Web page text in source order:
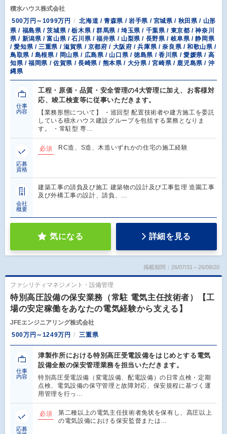
積水ハウス株式会社
500万円～1099万円
北海道 / 青森県 / 岩手県 / 宮城県 / 秋田県 / 山形
県 / 福島県 / 茨城県 / 栃木県 / 群馬県 / 埼玉県 / 千葉県 / 東京都 / 神奈川
県 / 新潟県 / 富山県 / 石川県 / 福井県 / 山梨県 / 長野県 / 岐阜県 / 静岡県
/ 愛知県 / 三重県 / 滋賀県 / 京都府 / 大阪府 / 兵庫県 / 奈良県 / 和歌山県 /
鳥取県 / 島根県 / 岡山県 / 広島県 / 山口県 / 徳島県 / 香川県 / 愛媛県 / 高
知県 / 福岡県 / 佐賀県 / 長崎県 / 熊本県 / 大分県 / 宮崎県 / 鹿児島県 / 沖
縄県
仕事
内容
工程・原価・品質・安全管理の4大管理に加え、お客様対
応、竣工検査等に従事いただきます。
【業務形態について】 ・巡回型 配置技術者や建方施工を委託
している積水ハウス建設グループを包括する業務となりま
す。 ・常駐型 専…
応募
資格
必須 RC造、S造、木造いずれかの住宅の施工経験
会社
概要
建築工事の請負及び施工 建築物の設計及び工事監理 造園工事
及び外構工事の設計、請負、…
気になる 詳細を見る
掲載期間：26/07/31～26/08/20
ファシリティマネジメント・設備管理
特別高圧設備の保安業務（常駐 電気主任技術者）【工
場の安定稼働をあなたの電気経験から支える】
JFEエンジニアリング株式会社
500万円～1249万円
三重県
仕事
内容
津製作所における特別高圧受電設備をはじめとする電気
設備全般の保安管理業務を担当いただきます。
特別高圧受電設備（変電設備、配電設備）の日常点検・定期
点検、電気設備の保守管理と故障対応、保安規程に基づく運
用管理を行っ…
応募
必須
第二種以上の電気主任技術者免状を保有し、高圧以上
の電気設備における保安監督または…